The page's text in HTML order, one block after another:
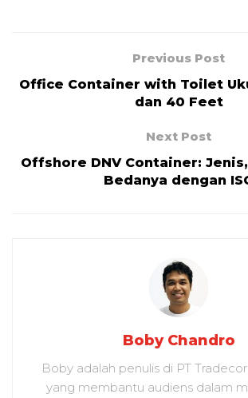
Previous Post
Office Container with Toilet
dan 40 Feet
Next Post
Offshore DNV Container:
Bedanya dengan
Boby Chandro
Boby adalah penulis di PT
yang membantu audiens dalam